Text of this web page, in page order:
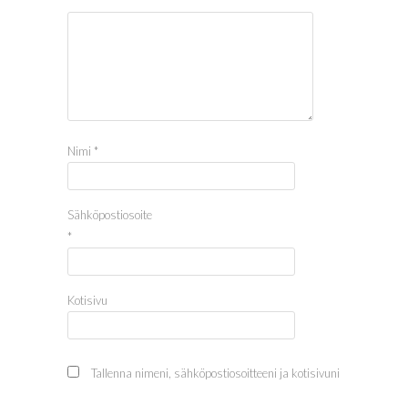
Nimi *
Sähköpostiosoite
*
Kotisivu
Tallenna nimeni, sähköpostiosoitteeni ja kotisivuni